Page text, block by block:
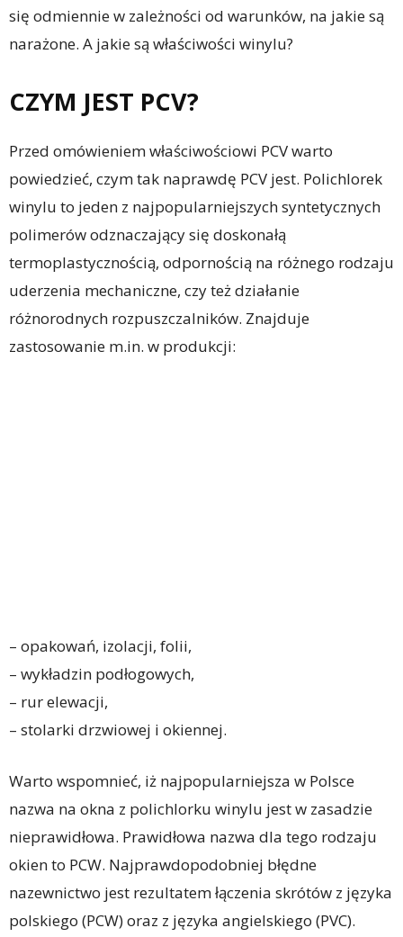
się odmiennie w zależności od warunków, na jakie są
narażone. A jakie są właściwości winylu?
CZYM JEST PCV?
Przed omówieniem właściwościowi PCV warto
powiedzieć, czym tak naprawdę PCV jest. Polichlorek
winylu to jeden z najpopularniejszych syntetycznych
polimerów odznaczający się doskonałą
termoplastycznością, odpornością na różnego rodzaju
uderzenia mechaniczne, czy też działanie
różnorodnych rozpuszczalników. Znajduje
zastosowanie m.in. w produkcji:
– opakowań, izolacji, folii,
– wykładzin podłogowych,
– rur elewacji,
– stolarki drzwiowej i okiennej.
Warto wspomnieć, iż najpopularniejsza w Polsce
nazwa na okna z polichlorku winylu jest w zasadzie
nieprawidłowa. Prawidłowa nazwa dla tego rodzaju
okien to PCW. Najprawdopodobniej błędne
nazewnictwo jest rezultatem łączenia skrótów z języka
polskiego (PCW) oraz z języka angielskiego (PVC).